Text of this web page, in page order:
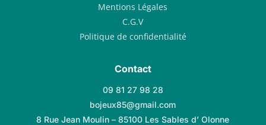
Mentions Légales
C.G.V
Politique de confidentialité
Contact
09 81 27 98 28
bojeux85@gmail.com
8 Rue Jean Moulin – 85100 Les Sables d’ Olonne